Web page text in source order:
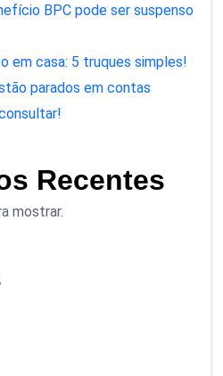
BPC pode ser suspenso
em casa: 5 truques simples!
parados em contas
Recentes
mostrar.